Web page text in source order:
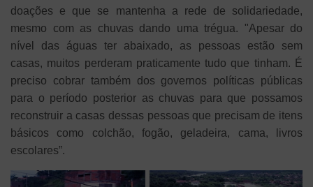
doações e que se mantenha a rede de solidariedade,
mesmo com as chuvas dando uma trégua. "Apesar do
nível das águas ter abaixado, as pessoas estão sem
casas, muitos perderam praticamente tudo que tinham. É
preciso cobrar também dos governos políticas públicas
para o período posterior as chuvas para que possamos
reconstruir a casas dessas pessoas que precisam de itens
básicos como colchão, fogão, geladeira, cama, livros
escolares”.